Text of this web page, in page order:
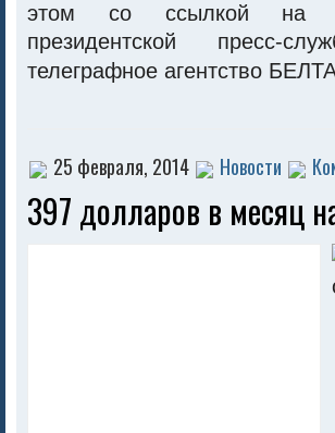
этом со ссылкой на
президентской пресс-
телеграфное агентство
25 февраля, 2014 Новости
397 долларов в месяц